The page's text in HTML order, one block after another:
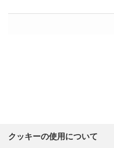
クッキーの使用について